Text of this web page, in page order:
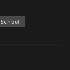
School